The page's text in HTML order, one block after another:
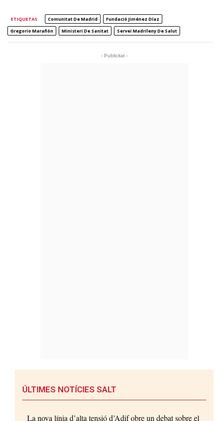
ETIQUETAS Comunitat De Madrid
Fundació Jiménez Díaz
Gregorio Marañón
Ministeri De Sanitat Servei Madrileny De Salut
- Publicitat -
ÚLTIMES NOTÍCIES SALT
La nova línia d’alta tensió d’Adif obre un debat sobre el